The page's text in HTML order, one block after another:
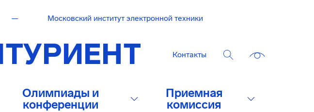
— Московский институт электронной техники
Контакты
Олимпиады и
конференции
Приемная
комиссия